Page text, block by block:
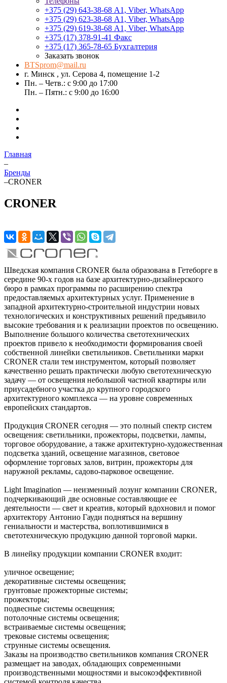
+375 (29) 643-38-68 А1, Viber, WhatsApp
+375 (29) 623-38-68 А1, Viber, WhatsApp
+375 (29) 619-38-68 А1, Viber, WhatsApp
+375 (17) 378-91-41 Факс
+375 (17) 365-78-65 Бухгалтерия
Заказать звонок
BTSprom@mail.ru
г. Минск , ул. Серова 4, помещение 1-2
Пн. – Четв.: с 9:00 до 17:00
Пн. – Пятн.: с 9:00 до 16:00
Главная
–
Бренды
–CRONER
CRONER
Шведская компания CRONER была образована в Гетеборге в
середине 90-х годов на базе архитектурно-дизайнерского
бюро в рамках программы по расширению спектра
предоставляемых архитектурных услуг. Применение в
западной архитектурно-строительной индустрии новых
технологических и конструктивных решений предъявило
высокие требования и к реализации проектов по освещению.
Выполнение большого количества светотехнических
проектов привело к необходимости формирования своей
собственной линейки светильников. Светильники марки
CRONER стали тем инструментом, который позволяет
качественно решать практически любую светотехническую
задачу — от освещения небольшой частной квартиры или
приусадебного участка до крупного городского
архитектурного комплекса — на уровне современных
европейских стандартов.
Продукция CRONER сегодня — это полный спектр систем
освещения: светильники, прожекторы, подсветки, лампы,
торговое оборудование, а также архитектурно-художественная
подсветка зданий, освещение магазинов, световое
оформление торговых залов, витрин, прожекторы для
наружной рекламы, садово-парковое освещение.
Light Imagination — неизменный лозунг компании CRONER,
подчеркивающий две основные составляющие ее
деятельности — свет и креатив, который вдохновил и помог
архитектору Антонио Гауди подняться на вершину
гениальности и мастерства, воплотившимися в
светотехническую продукцию данной торговой марки.
В линейку продукции компании CRONER входит:
уличное освещение;
декоративные системы освещения;
грунтовые прожекторные системы;
прожекторы;
подвесные системы освещения;
потолочные системы освещения;
встраиваемые системы освещения;
трековые системы освещения;
струнные системы освещения.
Заказы на производство светильников компания CRONER
размещает на заводах, обладающих современными
производственными мощностями и высокоэффективной